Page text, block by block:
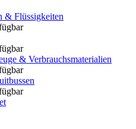
& Flüssigkeiten
& Verbrauchsmaterialien